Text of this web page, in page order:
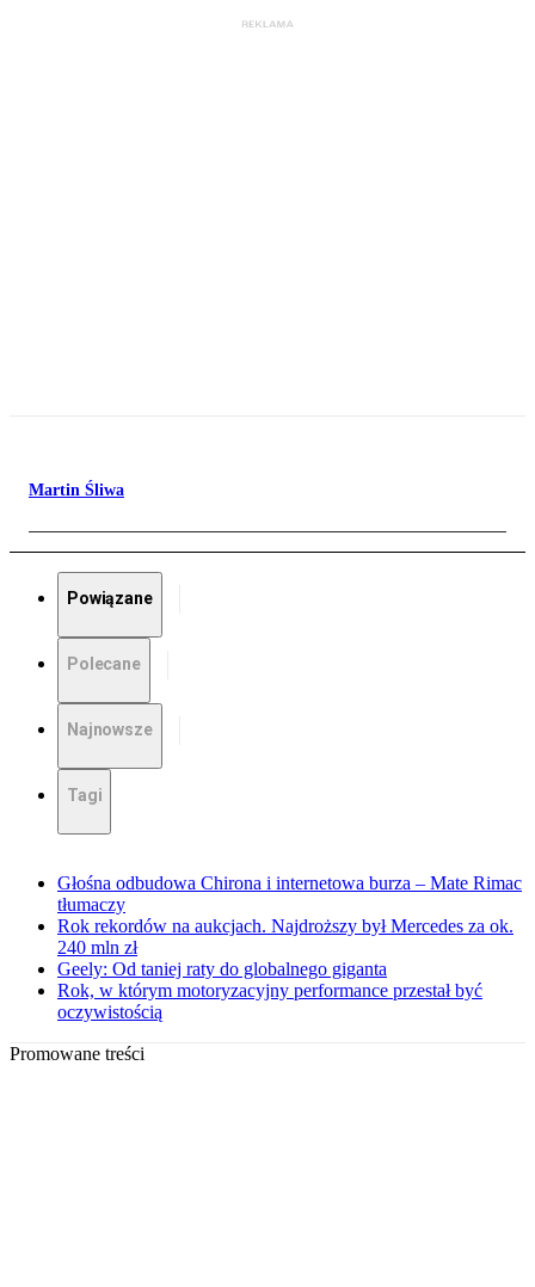
Martin Śliwa
Powiązane
Polecane
Najnowsze
Tagi
Głośna odbudowa Chirona i internetowa burza – Mate Rimac
tłumaczy
Rok rekordów na aukcjach. Najdroższy był Mercedes za ok.
240 mln zł
Geely: Od taniej raty do globalnego giganta
Rok, w którym motoryzacyjny performance przestał być
oczywistością
Promowane treści